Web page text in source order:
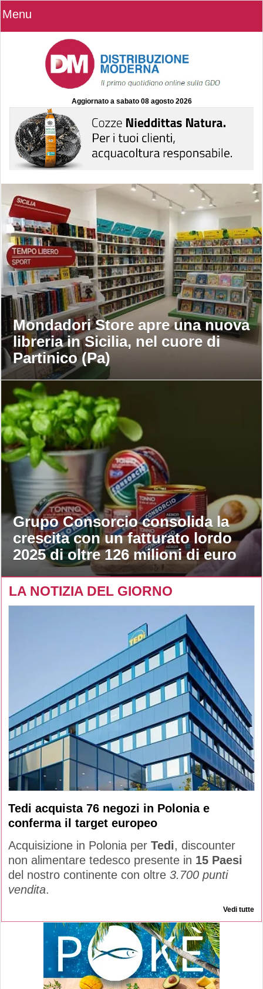
Menu
Aggiornato a sabato 08 agosto 2026
Mondadori Store apre una nuova
libreria in Sicilia, nel cuore di
Partinico (Pa)
Grupo Consorcio consolida la
crescita con un fatturato lordo
2025 di oltre 126 milioni di euro
LA NOTIZIA DEL GIORNO
Tedi acquista 76 negozi in Polonia e
conferma il target europeo
Acquisizione in Polonia per Tedi, discounter
non alimentare tedesco presente in 15 Paesi
del nostro continente con oltre 3.700 punti
vendita.
Vedi tutte